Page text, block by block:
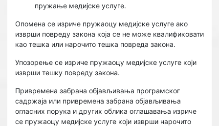
пружање медијске услуге.
Опомена се изриче пружаоцу медијске услуге ако
изврши повреду закона која се не може квалификовати
као тешка или нарочито тешка повреда закона.
Упозорење се изриче пружаоцу медијске услуге који
изврши тешку повреду закона.
Привремена забрана објављивања програмског
садржаја или привремена забрана објављивања
огласних порука и других облика оглашавања изриче
се пружаоцу медијске услуге који изврши нарочито